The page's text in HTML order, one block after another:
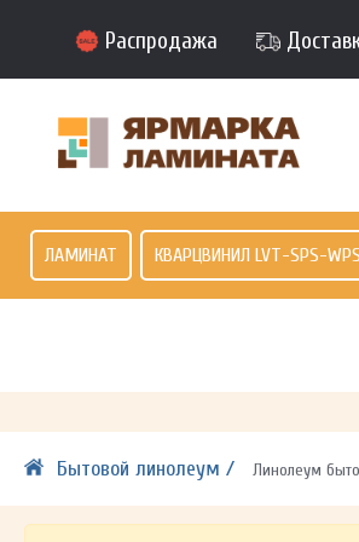
Распродажа
ЛАМИНАТ КВАРЦВИНИЛ LVT-SPS-
Бытовой линолеум / Линолеум